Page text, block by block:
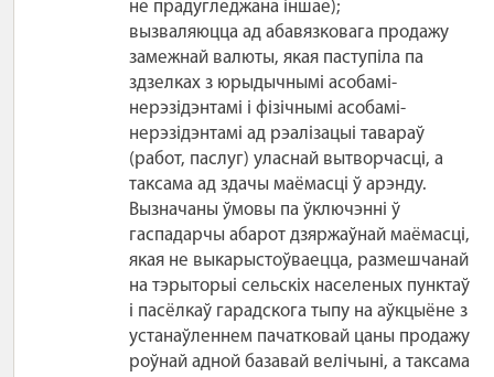
не прадугледжана іншае);
вызваляюцца ад абавязковага продажу
замежнай валюты, якая паступіла па
здзелках з юрыдычнымі асобамі-
нерэзідэнтамі і фізічнымі асобамі-
нерэзідэнтамі ад рэалізацыі тавараў
(работ, паслуг) уласнай вытворчасці, а
таксама ад здачы маёмасці ў арэнду.
Вызначаны ўмовы па ўключэнні ў
гаспадарчы абарот дзяржаўнай маёмасці,
якая не выкарыстоўваецца, размешчанай
на тэрыторыі сельскіх населеных пунктаў
і пасёлкаў гарадскога тыпу на аўкцыёне з
устанаўленнем пачатковай цаны продажу
роўнай адной базавай велічыні, а таксама